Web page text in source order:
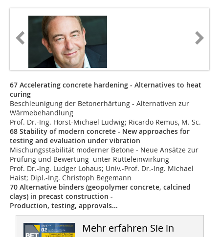
67 Accelerating concrete hardening - Alternatives to heat
curing
Beschleunigung der Betonerhärtung - Alternativen zur
Wärmebehandlung
Prof. Dr.-Ing. Horst-Michael Ludwig; Ricardo Remus, M. Sc.
68 Stability of modern concrete - New approaches for
testing and evaluation under vibration
Mischungsstabilität moderner Betone - Neue Ansätze zur
Prüfung und Bewertung unter Rütteleinwirkung
Prof. Dr.-Ing. Ludger Lohaus; Univ.-Prof. Dr.-Ing. Michael
Haist; Dipl.-Ing. Christoph Begemann
70 Alternative binders (geopolymer concrete, calcined
clays) in precast construction -
Production, testing, approvals...
Mehr erfahren Sie in